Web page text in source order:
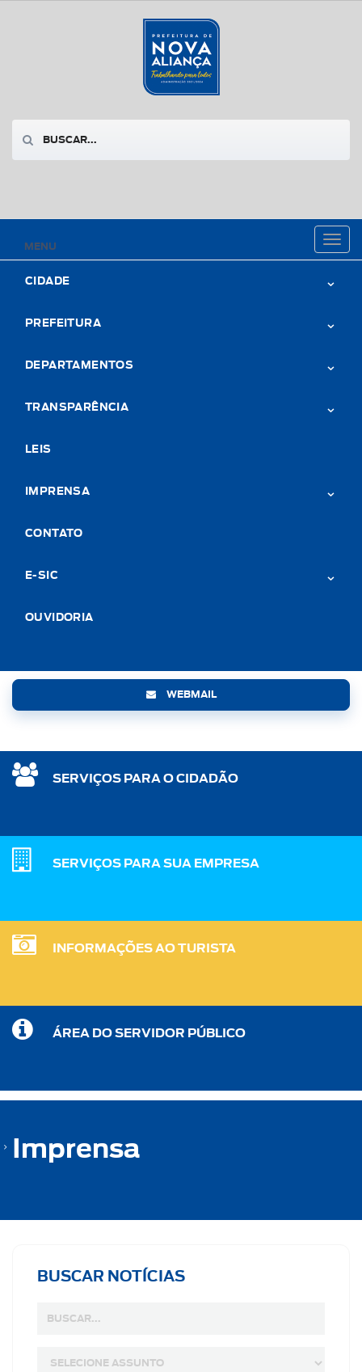
MENU
Toggle
CIDADE
PREFEITURA
DEPARTAMENTOS
TRANSPARÊNCIA
LEIS
IMPRENSA
CONTATO
E-SIC
OUVIDORIA
WEBMAIL
SERVIÇOS PARA O CIDADÃO
SERVIÇOS PARA SUA EMPRESA
INFORMAÇÕES AO TURISTA
ÁREA DO SERVIDOR PÚBLICO
Imprensa
BUSCAR NOTÍCIAS